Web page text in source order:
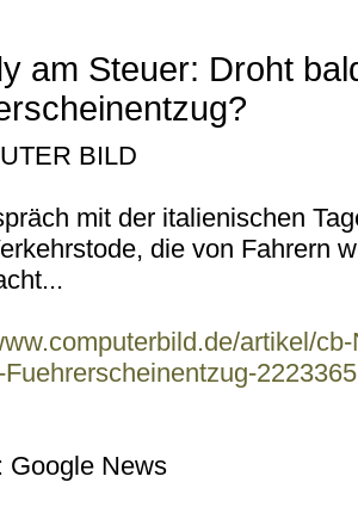
am Steuer: Droht
BILD
mit der italienischen
die von Fahrern
artikel/
Google News